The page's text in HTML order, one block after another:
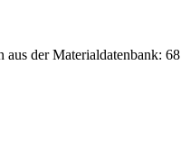
der Materialdatenbank: 68